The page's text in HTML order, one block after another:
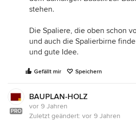
stehen.
Die Spaliere, die oben schon
und auch die Spalierbirne
und gute Idee.
Gefällt mir Speichern
PRO
BAUPLAN-HOLZ
vor 9 Jahren
Zuletzt geändert: vor 9 Jahren